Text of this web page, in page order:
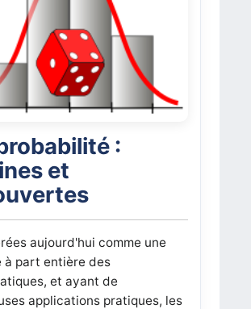
:
et
aujourd'hui comme une
à part entière des
et ayant de
applications pratiques, les